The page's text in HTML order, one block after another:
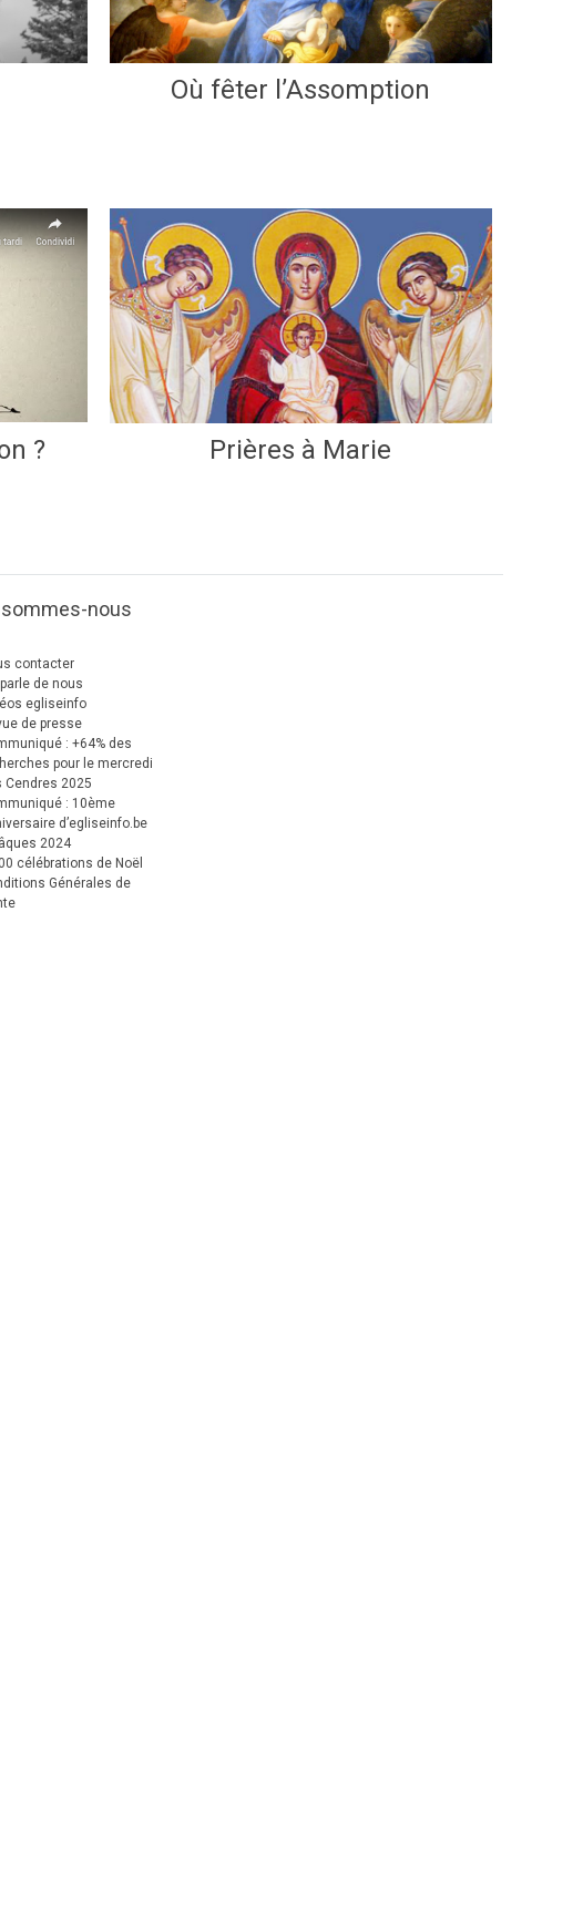
Où fêter l’Assomption
? Prières à Marie
sommes-nous
contacter
de nous
egliseinfo
de presse
: +64% des
pour le mercredi
Cendres 2025
: 10ème
d’egliseinfo.be
2024
célébrations de Noël
Générales de